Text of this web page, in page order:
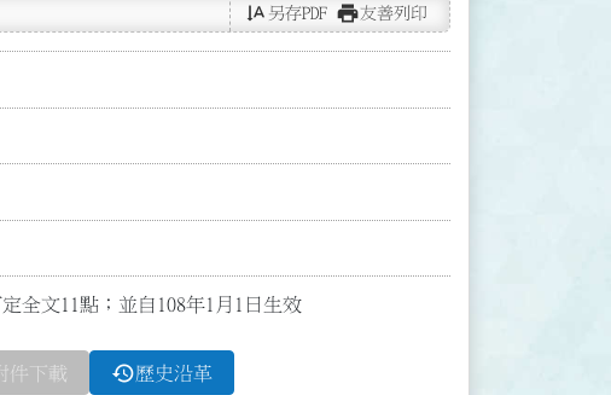
text_rotate_vertical 另存PDF print友善列印
全文11點；並自108年1月1日生效
件下載 history歷史沿革